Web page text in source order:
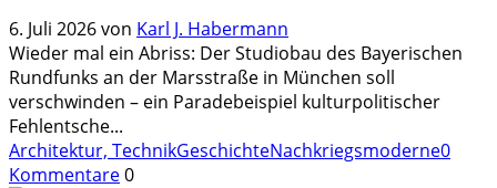
6. Juli 2026von Karl J. Habermann
Wieder mal ein Abriss: Der Studiobau des Bayerischen
Rundfunks an der Marsstraße in München soll
verschwinden – ein Paradebeispiel kulturpolitischer
Fehlentsche...
Architektur, TechnikGeschichteNachkriegsmoderne0
Kommentare0